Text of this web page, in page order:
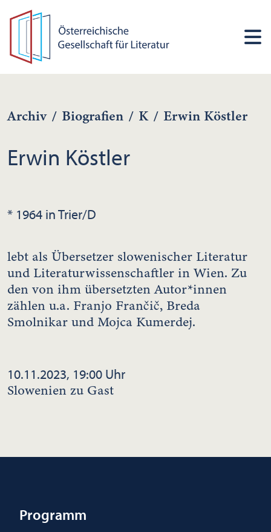
Archiv / Biografien / K / Erwin Köstler
Erwin Köstler
* 1964 in Trier/D
lebt als Übersetzer slowenischer Literatur
und Literaturwissenschaftler in Wien. Zu
den von ihm übersetzten Autor*innen
zählen u.a. Franjo Frančič, Breda
Smolnikar und Mojca Kumerdej.
10.11.2023, 19:00 Uhr
Slowenien zu Gast
Programm